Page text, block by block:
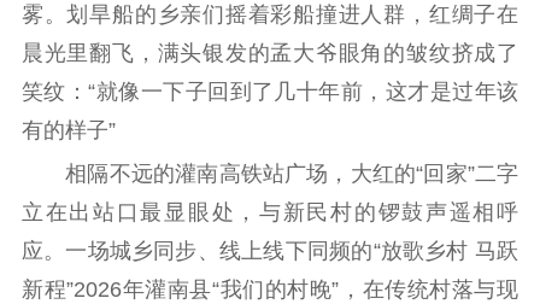
江苏文脉
资料下载
新闻宣传
主题宣传
记者之家
品牌栏目
文化文艺
精品生产 文化惠民
文化传承
雾。划旱船的乡亲们摇着彩船撞进人群，红绸子在
晨光里翻飞，满头银发的孟大爷眼角的皱纹挤成了
笑纹：“就像一下子回到了几十年前，这才是过年该
有的样子”
相隔不远的灌南高铁站广场，大红的“回家”二字
立在出站口最显眼处，与新民村的锣鼓声遥相呼
应。一场城乡同步、线上线下同频的“放歌乡村 马跃
新程”2026年灌南县“我们的村晚”，在传统村落与现